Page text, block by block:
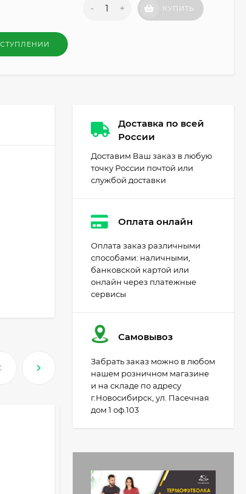
- + КУПИТЬ
Доставка по всей
России
Доставим Ваш заказ в любую
точку России почтой или
службой доставки
Оплата онлайн
Оплата заказ различными
способами: наличными,
банковской картой или
онлайн через платежные
сервисы
Самовывоз
Забрать заказ можно в любом
нашем розничном магазине
и на складе по адресу
г.Новосибирск, ул. Пасечная
дом 1 оф.103Ботинки с высокими
7 990₽